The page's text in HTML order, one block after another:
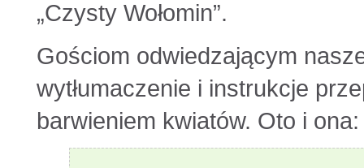
„Czysty Wołomin”.
Gościom odwiedzającym
wytłumaczenie i instrukcje
barwieniem kwiatów. Oto i ona: